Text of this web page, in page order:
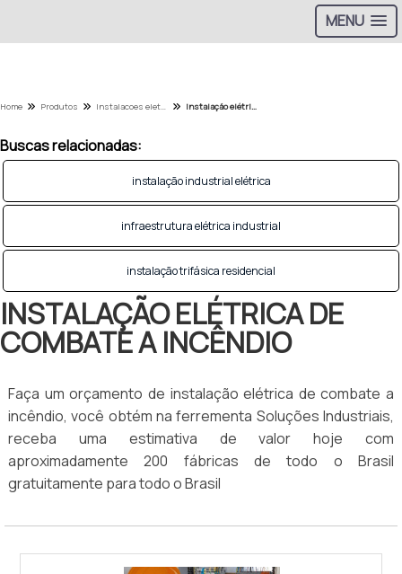
MENU
Home Produtos Instalacoes eletricas - Categoria instalação elétrica de combate a incêndio
Buscas relacionadas:
instalação industrial elétrica
infraestrutura elétrica industrial
instalação trifásica residencial
INSTALAÇÃO ELÉTRICA DE
COMBATE A INCÊNDIO
Faça um orçamento de instalação elétrica de combate a
incêndio, você obtém na ferrementa Soluções Industriais,
receba uma estimativa de valor hoje com
aproximadamente 200 fábricas de todo o Brasil
gratuitamente para todo o Brasil